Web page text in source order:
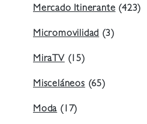
Mercado Itinerante(423)
Micromovilidad(3)
MiraTV(15)
Misceláneos(65)
Moda(17)